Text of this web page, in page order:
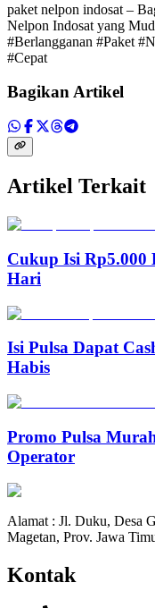
paket nelpon indosat –
Nelpon Indosat yang
#Berlangganan #Paket
#Cepat
Bagikan Artikel
Artikel Terkait
Cukup Isi Rp5.000
Hari
Isi Pulsa Dapat
Habis
Promo Pulsa
Operator
Alamat : Jl. Duku, Desa
Magetan, Prov. Jawa
Kontak